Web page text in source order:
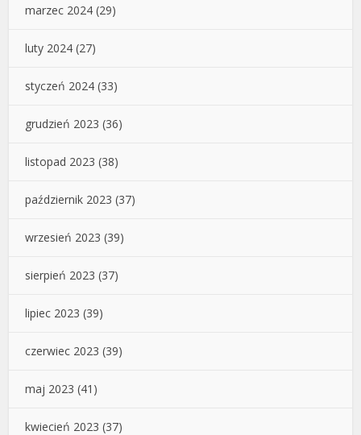
marzec 2024 (29)
luty 2024 (27)
styczeń 2024 (33)
grudzień 2023 (36)
listopad 2023 (38)
październik 2023 (37)
wrzesień 2023 (39)
sierpień 2023 (37)
lipiec 2023 (39)
czerwiec 2023 (39)
maj 2023 (41)
kwiecień 2023 (37)